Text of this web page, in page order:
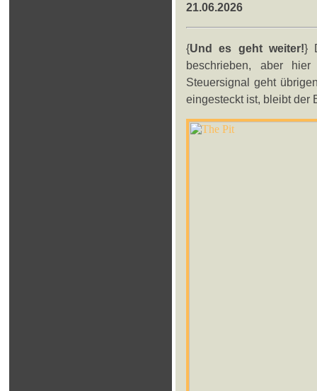
21.06.2026
{Und es geht weiter!}
beschrieben, aber
Steuersignal geht
eingesteckt ist, bleibt der